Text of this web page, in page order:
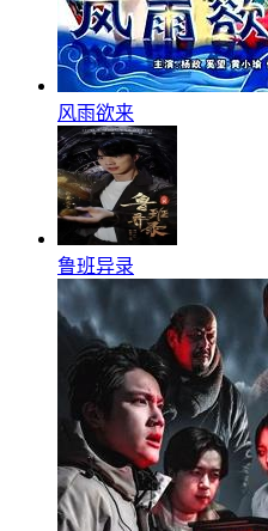
风雨欲来
鲁班异录